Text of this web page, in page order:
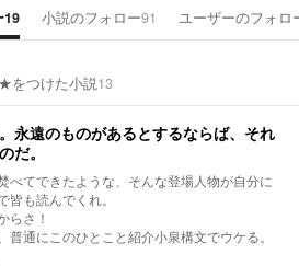
19 小説のフォロー91 ユーザーのフォロ
★をつけた小説13
永遠のものがあるとするならば、それ
だ。
べてできたような、そんな登場人物が自分に
皆も読んでくれ。
らさ！
普通にこのひとこと紹介小泉構文でウケる。